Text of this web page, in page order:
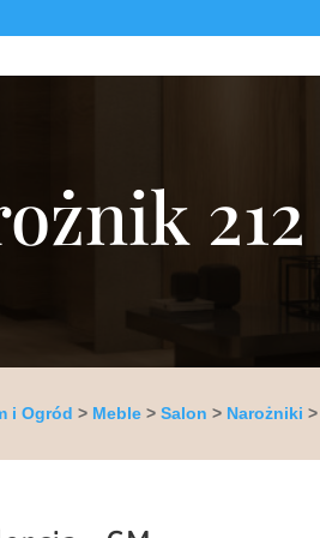
i Ogród > Meble >Salon > Narożniki